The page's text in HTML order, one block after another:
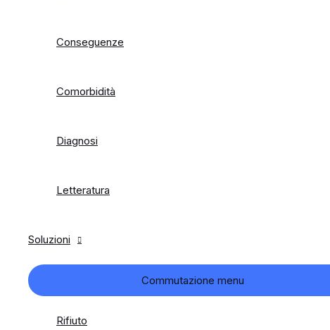
Conseguenze
Comorbidità
Diagnosi
Letteratura
Soluzioni
Commutazione menu
Rifiuto